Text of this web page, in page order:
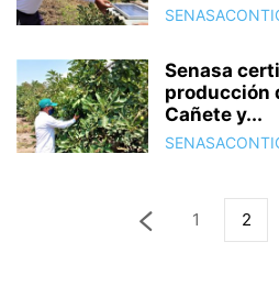
Senasa
producción
Cañete y...
1 2